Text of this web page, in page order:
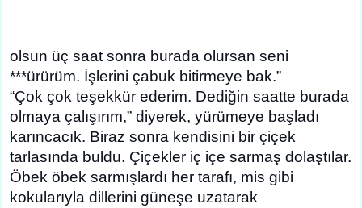
olsun üç saat sonra burada olursan seni
***ürürüm. İşlerini çabuk bitirmeye bak.”
“Çok çok teşekkür ederim. Dediğin saatte burada
olmaya çalışırım,” diyerek, yürümeye başladı
karıncacık. Biraz sonra kendisini bir çiçek
tarlasında buldu. Çiçekler iç içe sarmaş dolaştılar.
Öbek öbek sarmışlardı her tarafı, mis gibi
kokularıyla dillerini güneşe uzatarak